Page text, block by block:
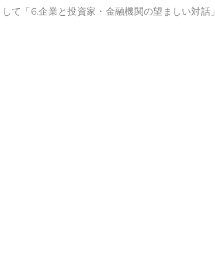
て「6.企業と投資家・金融機関の望ましい対話」